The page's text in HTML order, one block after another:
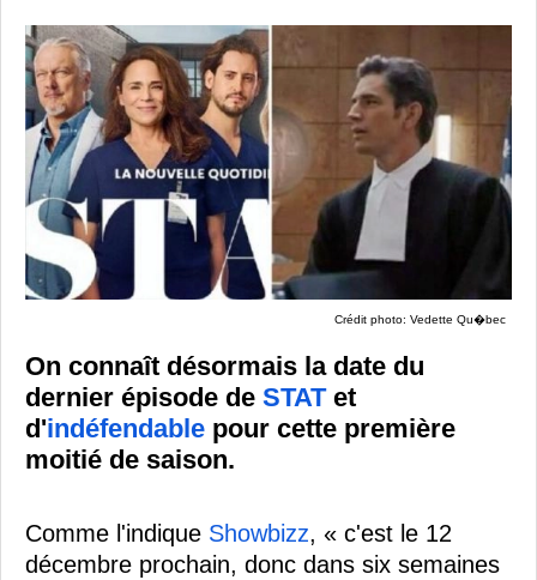
Crédit photo: Vedette Qu�bec
On connaît désormais la date du
dernier épisode de STATet
d'indéfendable pour cette première
moitié de saison.
Comme l'indique Showbizz, « c'est le 12
décembre prochain, donc dans six semaines